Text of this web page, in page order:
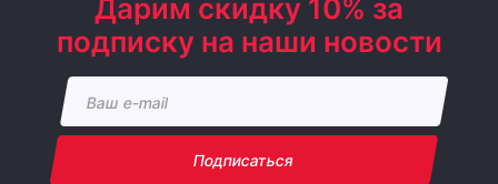
Дарим скидку 10% за
подписку на наши новости
Подписаться